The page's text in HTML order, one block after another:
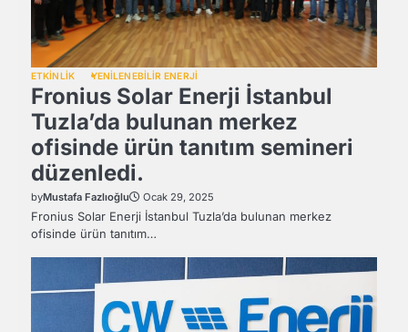
ETKİNLİK YENİLENEBİLİR ENERJİ
Fronius Solar Enerji İstanbul
Tuzla’da bulunan merkez
ofisinde ürün tanıtım semineri
düzenledi.
byMustafa Fazlıoğlu Ocak 29, 2025
Fronius Solar Enerji İstanbul Tuzla’da bulunan merkez
ofisinde ürün tanıtım…